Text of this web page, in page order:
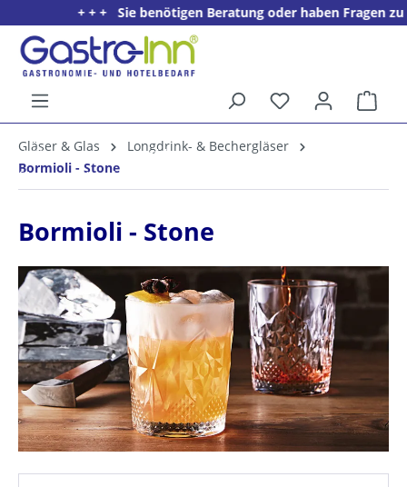
springen+ + + Sie benötigen Beratung oder haben Fragen
Willkommens­rabatt**
für neue Kunden
Gläser & Glas
Longdrink- & Bechergläser
Bormioli - Stone
Bormioli - Stone